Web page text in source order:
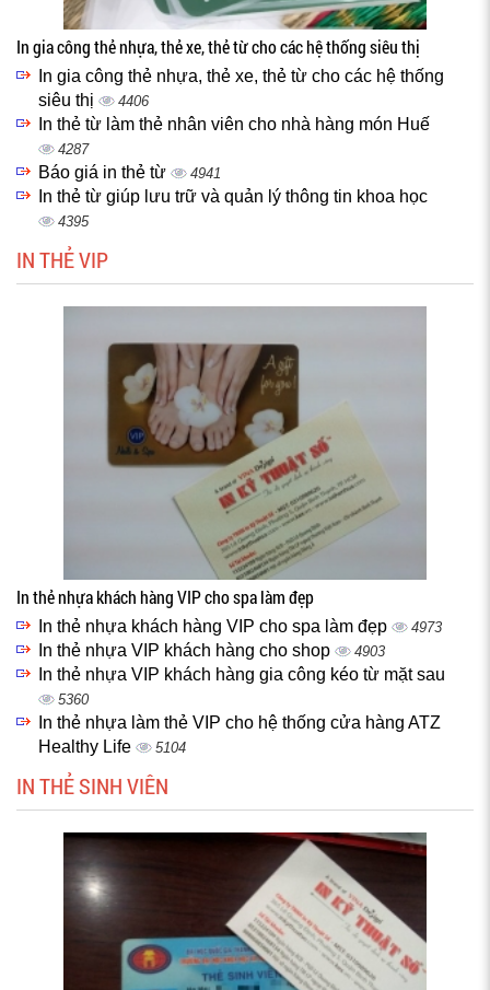
In gia công thẻ nhựa, thẻ xe, thẻ từ cho các hệ thống siêu thị
In gia công thẻ nhựa, thẻ xe, thẻ từ cho các hệ thống
siêu thị
4406
In thẻ từ làm thẻ nhân viên cho nhà hàng món Huế
4287
Báo giá in thẻ từ 4941
In thẻ từ giúp lưu trữ và quản lý thông tin khoa học
4395
IN THẺ VIP
In thẻ nhựa khách hàng VIP cho spa làm đẹp
In thẻ nhựa khách hàng VIP cho spa làm đẹp 4973
In thẻ nhựa VIP khách hàng cho shop 4903
In thẻ nhựa VIP khách hàng gia công kéo từ mặt sau
5360
In thẻ nhựa làm thẻ VIP cho hệ thống cửa hàng ATZ
Healthy Life
5104
IN THẺ SINH VIÊN